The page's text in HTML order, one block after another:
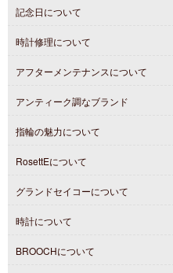
記念日について
時計修理について
アフターメンテナンスについて
アンティーク調なブランド
指輪の魅力について
RosettEについて
グランドセイコーについて
時計について
BROOCHについて